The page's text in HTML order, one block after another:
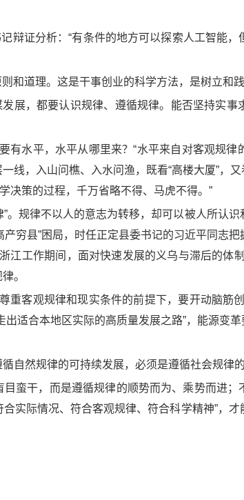
证分析：“有条件的地方可以探索人工智能，
道理。这是干事创业的科学方法，是树立和践
，都要认识规律、遵循规律。能否坚持实事
水平，水平从哪里来？“水平来自对客观规律
线，入山问樵、入水问渔，既看“高楼大厦”，
决策的过程，千万省略不得、马虎不得。”
规律不以人的意志为转移，却可以被人所认识
穷县”困局，时任正定县委书记的习近平同志
江工作期间，面对快速发展的义乌与滞后的体
。
客观规律和现实条件的前提下，要开动脑筋
适合本地区实际的高质量发展之路”，能源变
然规律的可持续发展，必须是遵循社会规律的
蛮干，而是遵循规律的顺势而为、乘势而进
实际情况、符合客观规律、符合科学精神”，